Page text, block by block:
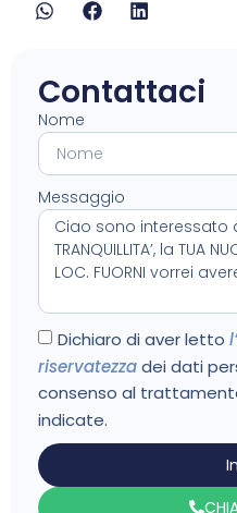
Contattaci
Nome
Messaggio
Dichiaro di aver letto
riservatezzadei dati
consenso al
indicate.